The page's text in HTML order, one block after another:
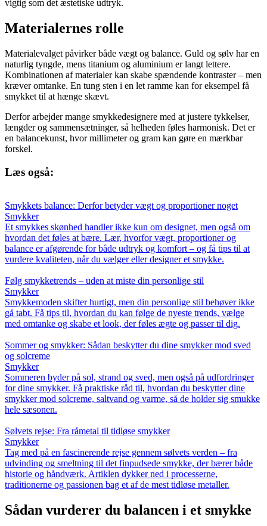
vigtig som det æstetiske udtryk.
Materialernes rolle
Materialevalget påvirker både vægt og balance. Guld og sølv har en
naturlig tyngde, mens titanium og aluminium er langt lettere.
Kombinationen af materialer kan skabe spændende kontraster – men
kræver omtanke. En tung sten i en let ramme kan for eksempel få
smykket til at hænge skævt.
Derfor arbejder mange smykkedesignere med at justere tykkelser,
længder og sammensætninger, så helheden føles harmonisk. Det er
en balancekunst, hvor millimeter og gram kan gøre en mærkbar
forskel.
Læs også:
Smykkets balance: Derfor betyder vægt og proportioner noget
Smykker
Et smykkes skønhed handler ikke kun om designet, men også om
hvordan det føles at bære. Lær, hvorfor vægt, proportioner og
balance er afgørende for både udtryk og komfort – og få tips til at
vurdere kvaliteten, når du vælger eller designer et smykke.
Følg smykketrends – uden at miste din personlige stil
Smykker
Smykkemoden skifter hurtigt, men din personlige stil behøver ikke
gå tabt. Få tips til, hvordan du kan følge de nyeste trends, vælge
med omtanke og skabe et look, der føles ægte og passer til dig.
Sommer og smykker: Sådan beskytter du dine smykker mod sved
og solcreme
Smykker
Sommeren byder på sol, strand og sved, men også på udfordringer
for dine smykker. Få praktiske råd til, hvordan du beskytter dine
smykker mod solcreme, saltvand og varme, så de holder sig smukke
hele sæsonen.
Sølvets rejse: Fra råmetal til tidløse smykker
Smykker
Tag med på en fascinerende rejse gennem sølvets verden – fra
udvinding og smeltning til det finpudsede smykke, der bærer både
historie og håndværk. Artiklen dykker ned i processerne,
traditionerne og passionen bag et af de mest tidløse metaller.
Sådan vurderer du balancen i et smykke